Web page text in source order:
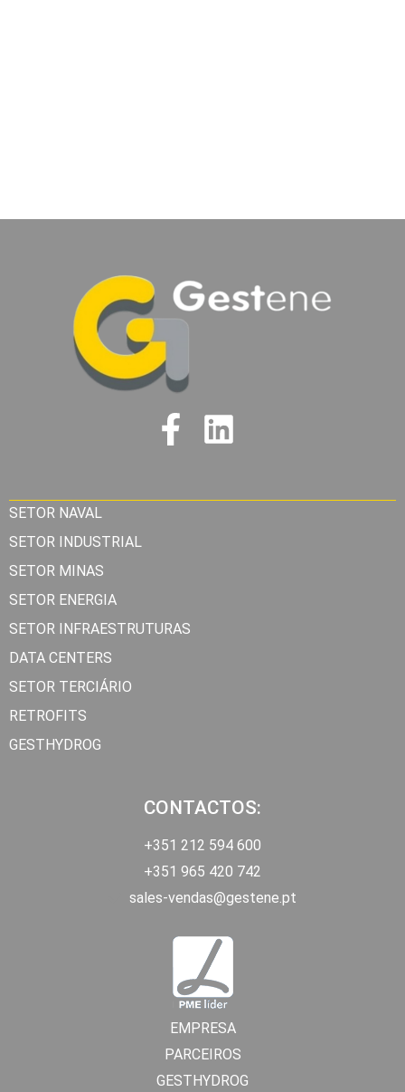
SETOR NAVAL
SETOR INDUSTRIAL
SETOR MINAS
SETOR ENERGIA
SETOR INFRAESTRUTURAS
DATA CENTERS
SETOR TERCIÁRIO
RETROFITS
GESTHYDROG
CONTACTOS:
+351 212 594 600
+351 965 420 742
sales-vendas@gestene.pt
EMPRESA
PARCEIROS
GESTHYDROG